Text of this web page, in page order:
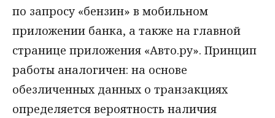
по запросу «бензин» в мобильном
приложении банка, а также на главной
странице приложения «Авто.ру». Принцип
работы аналогичен: на основе
обезличенных данных о транзакциях
определяется вероятность наличия